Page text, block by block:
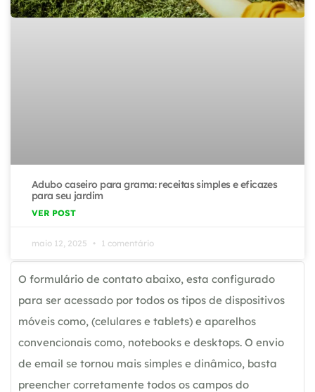
Adubo caseiro para grama: receitas simples e eficazes
para seu jardim
VER POST
maio 12, 2025 1 comentário
O formulário de contato abaixo, esta configurado
para ser acessado por todos os tipos de dispositivos
móveis como, (celulares e tablets) e aparelhos
convencionais como, notebooks e desktops. O envio
de email se tornou mais simples e dinâmico, basta
preencher corretamente todos os campos do